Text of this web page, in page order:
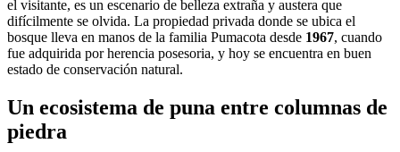
el visitante, es un escenario de belleza extraña y austera que
difícilmente se olvida. La propiedad privada donde se ubica el
bosque lleva en manos de la familia Pumacota desde 1967, cuando
fue adquirida por herencia posesoria, y hoy se encuentra en buen
estado de conservación natural.
Un ecosistema de puna entre columnas de
piedra